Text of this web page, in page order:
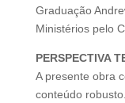
Graduação
Ministérios pelo
PERSPECTIVA
A presente obra
conteúdo